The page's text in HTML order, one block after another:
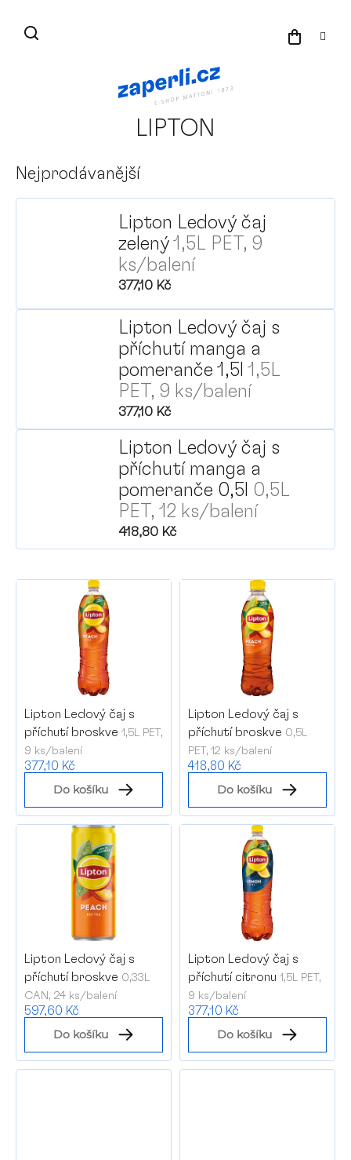
obsah
LIPTON
Nejprodávanější
Lipton Ledový čaj
zelený 1,5L PET, 9
ks/balení
377,10 Kč
Lipton Ledový čaj s
příchutí manga a
pomeranče 1,5l 1,5L
PET, 9 ks/balení
377,10 Kč
Lipton Ledový čaj s
příchutí manga a
pomeranče 0,5l 0,5L
PET, 12 ks/balení
418,80 Kč
V
ů
Lipton Ledový čaj s
příchutí broskve 1,5L PET,
9 ks/balení
377,10 Kč
Do košíku
Lipton Ledový čaj s
příchutí broskve 0,5L
PET, 12 ks/balení
418,80 Kč
Do košíku
Lipton Ledový čaj s
příchutí broskve 0,33L
CAN, 24 ks/balení
597,60 Kč
Do košíku
Lipton Ledový čaj s
příchutí citronu 1,5L PET,
9 ks/balení
377,10 Kč
Do košíku